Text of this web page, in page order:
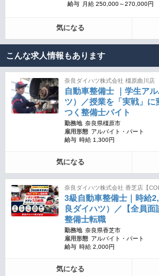
給与
月給 250,000～270,000円
気になる
こんな求人情報もあります
奈良ダイハツ株式会社 橿原曲川店
自動車整備士 ｜学生ア
ツ）／授業を「実戦」に
つく整備士バイト
勤務地 奈良県橿原市
雇用形態 アルバイト・パート
給与 時給 1,300円
気になる
奈良ダイハツ株式会社 香芝店【
3級自動車整備士｜時給
良ダイハツ）／【全員
整備士転職
勤務地 奈良県香芝市
雇用形態 アルバイト・パート
給与 時給 2,000円
気になる